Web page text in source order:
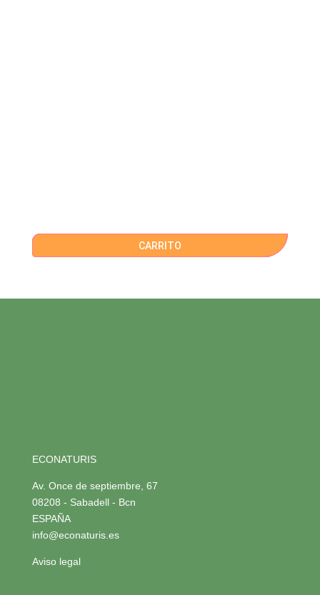
CARRITO
ECONATURIS
Av. Once de septiembre, 67
08208 - Sabadell - Bcn
ESPAÑA
info@econaturis.es
Aviso legal